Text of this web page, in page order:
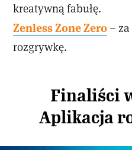
kreatywną fabułę.
Zenless Zone Zero –
rozgrywkę.
Finaliści
Aplikacja